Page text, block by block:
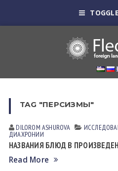
TAG "ПЕРСИЗМЫ"
DILOROM ASHUROVA
ДИАХРОНИИ
НАЗВАНИЯ БЛЮД В
Read More